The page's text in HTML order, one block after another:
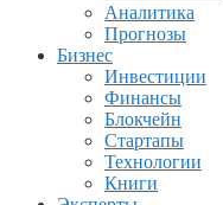
Аналитика
Прогнозы
Бизнес
Инвестиции
Финансы
Блокчейн
Стартапы
Технологии
Книги